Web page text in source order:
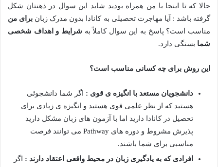
حالا که تا اینجا با من همراه بودید شاید این سوال در ذهنتان شکل
گرفته باشد : آیا مهاجرت تحصیلی به کانادا بدون مدرک زبان برای من
مناسب است؟ پاسخ به این سوال کاملاً به شرایط و اهداف شخصی
شما بستگی دارد.
این روش برای چه کسانی مناسب است؟
دانشجویان مستعد با انگیزه ی قوی : اگر شما دانشجوئی
هستید که از نظر علمی قوی هستید و انگیزه ی زیادی برای
تحصیل در کانادا دارید اما با آزمون های زبان مشکل دارید
پذیرش مشروط و دوره های Pathway می توانند فرصت
مناسبی برای شما باشند.
افرادی که به یادگیری زبان در محیط واقعی اعتقاد دارند : اگر